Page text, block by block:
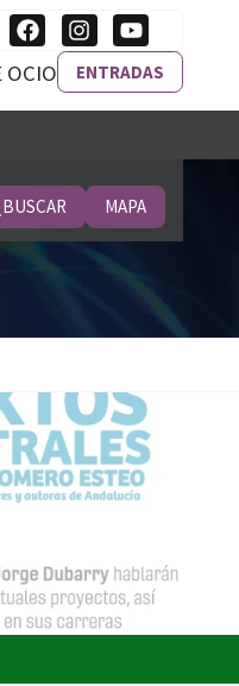
OCIO ENTRADAS
BUSCAR
MAPA